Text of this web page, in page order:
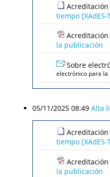
tiempo [XAdES-
la publicación
Sobre
electrónico para
05/11/2025 08:49 Alta
tiempo [XAdES-
la publicación